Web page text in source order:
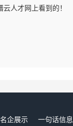
人才网上看到的！
名企展示 一句话信息